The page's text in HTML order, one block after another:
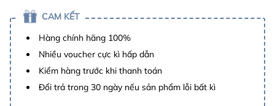
CAM KẾT
Hàng chính hãng 100%
Nhiều voucher cực kì hấp dẫn
Kiểm hàng trước khi thanh toán
Đổi trả trong 30 ngày nếu sản phẩm lỗi bất kì